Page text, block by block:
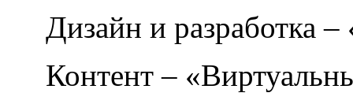
Дизайн и разработка
Контент –